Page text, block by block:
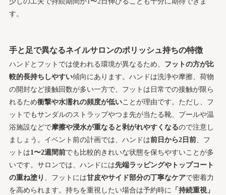
す。
手と足で異なるネイルサロンのポリッシュ持ちの特徴
ハンドとフットでは使われる環境が異なるため、 フットの方が比
較的長持ちしやすい傾向にあります。ハンドは洗浄や摩擦、荷物
の開封など接触回数が多い一方で、フットは日常での接触が限ら
れるため衝撃や水濡れの頻度が低いことが理由です。ただし、フ
ットでもサンダルのストラップやつま先が当たる靴、プールや温
浴施設などで摩擦や浸水が重なると剥がれやすくなるので注意し
ましょう。イベント前の計画では、ハンドは前日から2日前、フ
ットは1〜2週間前でも比較的きれいな状態を保ちやすいことが多
いです。サロンでは、ハンドには先端ラッピングやトップコート
の重ね塗り 、フットには甘皮やサイド部分の丁寧なケアで密着力
を高められます。持ちを重視したい場合は予約時に 「持続重視」